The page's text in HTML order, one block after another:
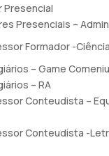
Presencial
Presenciais –
Formador -
– Game
– RA
Conteudista –
Conteudista -